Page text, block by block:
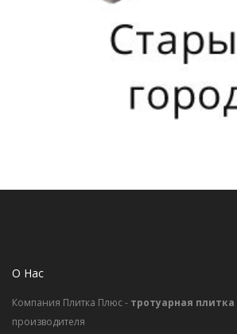
О Нас
Компания Плитка Плюс - тротуарная плитка
производителя